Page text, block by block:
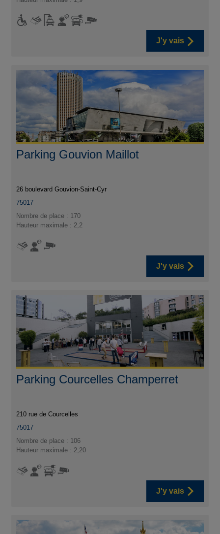
J'y vais
Parking Gouvion Maillot
26 boulevard Gouvion-Saint-Cyr
75017
Nombre de place : 170
Hauteur maximale : 2,2
J'y vais
Parking Courcelles Champerret
210 rue de Courcelles
75017
Nombre de place : 106
Hauteur maximale : 2,20
J'y vais